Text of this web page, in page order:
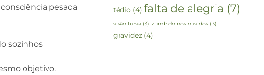
pesada
sozinhos
objetivo.
tédio (4) falta de alegria (7)
visão turva(3) zumbido nos ouvidos(3)
gravidez(4)